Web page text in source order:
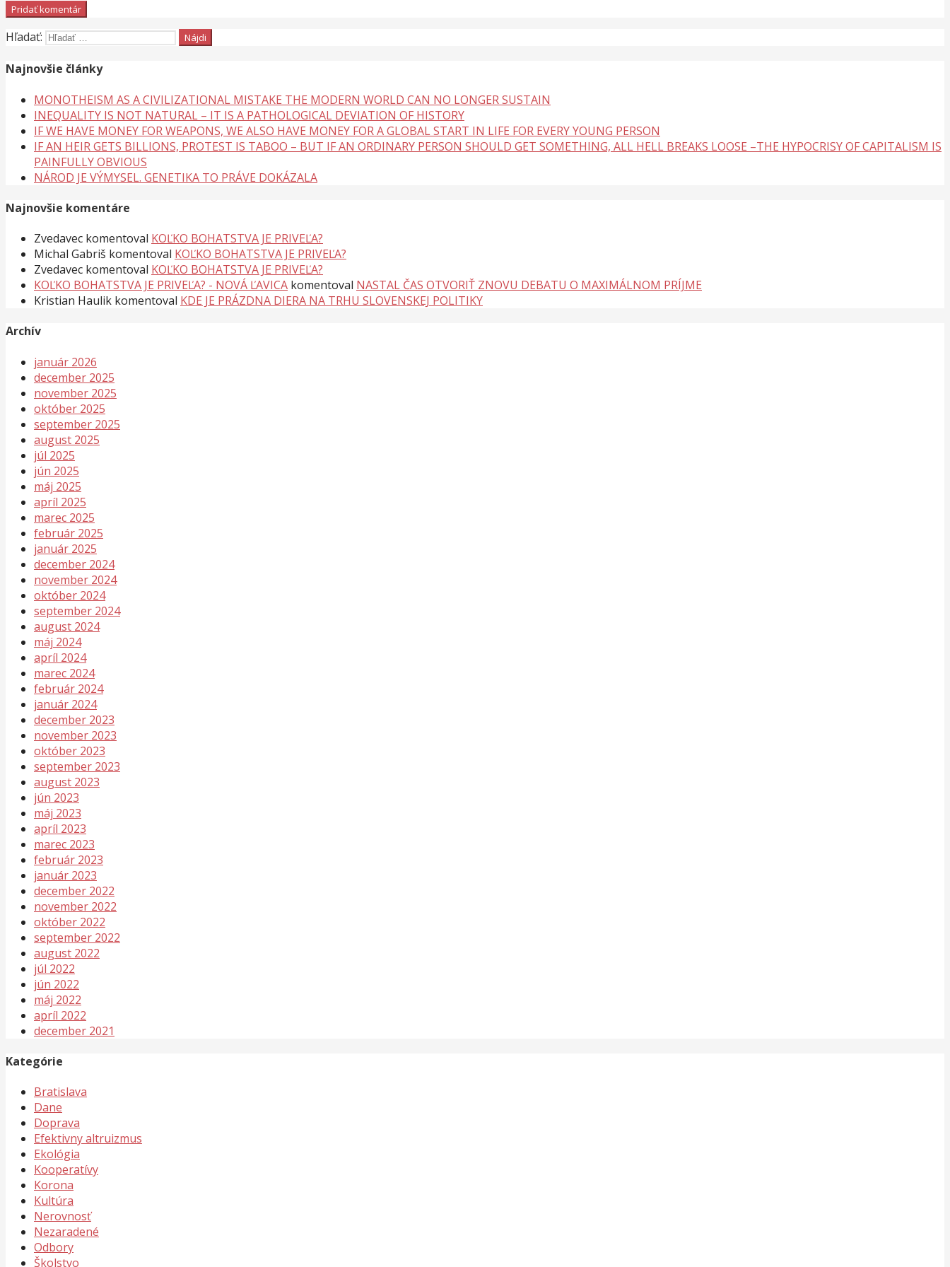
Hľadať:
Najnovšie články
MONOTHEISM AS A CIVILIZATIONAL MISTAKE THE MODERN WORLD CAN NO LONGER SUSTAIN
INEQUALITY IS NOT NATURAL – IT IS A PATHOLOGICAL DEVIATION OF HISTORY
IF WE HAVE MONEY FOR WEAPONS, WE ALSO HAVE MONEY FOR A GLOBAL START IN LIFE FOR EVERY YOUNG PERSON
IF AN HEIR GETS BILLIONS, PROTEST IS TABOO – BUT IF AN ORDINARY PERSON SHOULD GET SOMETHING, ALL HELL BREAKS LOOSE –THE HYPOCRISY OF CAPITALISM IS
PAINFULLY OBVIOUS
NÁROD JE VÝMYSEL. GENETIKA TO PRÁVE DOKÁZALA
Najnovšie komentáre
Zvedavec komentoval KOĽKO BOHATSTVA JE PRIVEĽA?
Michal Gabriš komentoval KOĽKO BOHATSTVA JE PRIVEĽA?
Zvedavec komentoval KOĽKO BOHATSTVA JE PRIVEĽA?
KOĽKO BOHATSTVA JE PRIVEĽA? - NOVÁ ĽAVICA komentoval NASTAL ČAS OTVORIŤ ZNOVU DEBATU O MAXIMÁLNOM PRÍJME
Kristian Haulik komentoval KDE JE PRÁZDNA DIERA NA TRHU SLOVENSKEJ POLITIKY
Archív
január 2026
december 2025
november 2025
október 2025
september 2025
august 2025
júl 2025
jún 2025
máj 2025
apríl 2025
marec 2025
február 2025
január 2025
december 2024
november 2024
október 2024
september 2024
august 2024
máj 2024
apríl 2024
marec 2024
február 2024
január 2024
december 2023
november 2023
október 2023
september 2023
august 2023
jún 2023
máj 2023
apríl 2023
marec 2023
február 2023
január 2023
december 2022
november 2022
október 2022
september 2022
august 2022
júl 2022
jún 2022
máj 2022
apríl 2022
december 2021
Kategórie
Bratislava
Dane
Doprava
Efektivny altruizmus
Ekológia
Kooperatívy
Korona
Kultúra
Nerovnosť
Nezaradené
Odbory
Školstvo